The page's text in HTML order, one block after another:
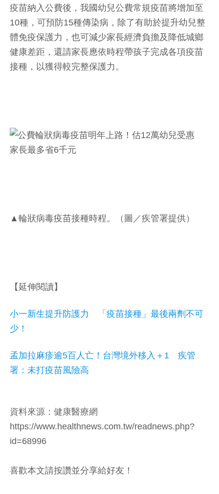
疫苗納入公費後，我國幼兒公費常規疫苗將增加至
10種，可預防15種傳染病，除了有助於提升幼兒整
體免疫保護力，也可減少家長經濟負擔及降低城鄉
健康差距，還請家長應依時程帶孩子完成各項疫苗
接種，以獲得較完整保護力。
▲輪狀病毒疫苗接種時程。（圖／疾管署提供）
【延伸閱讀】
小一新生提升防護力 「疫苗接種」最後兩劑不可
少！
孟加拉麻疹逾5百人亡！台灣境外移入＋1 疾管
署：未打疫苗風險高
資料來源：健康醫療網
https://www.healthnews.com.tw/readnews.php?
id=68996
喜歡本文請按讚並分享給好友！